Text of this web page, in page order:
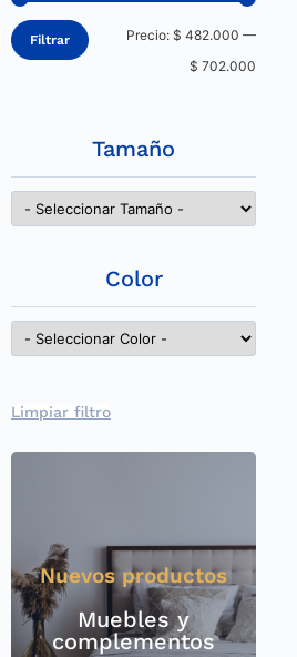
Filtrar Precio:$ 482.000 —
$ 702.000
Tamaño
Color
Limpiar filtro
Nuevos productos
Muebles y
complementos